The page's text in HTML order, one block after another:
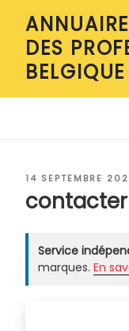
contenu
principal
DES
BELGIQUE
PUBLIÉ
14 SEPTEMBRE
contacter
Service
marques. En